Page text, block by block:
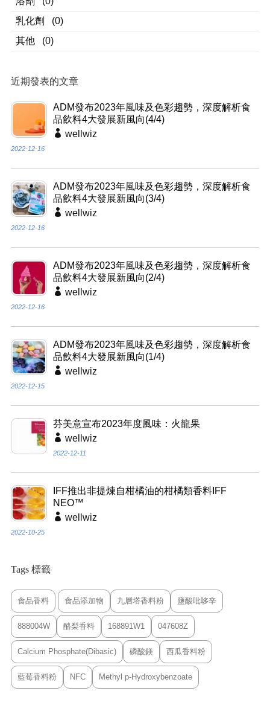
乳化劑
(0)
其他
(0)
近期發表的文章
ADM發布2023年風味及色彩趨勢，深度解析食
品飲料4大發展新風向(4/4)
wellwiz
2022-12-16
ADM發布2023年風味及色彩趨勢，深度解析食
品飲料4大發展新風向(3/4)
wellwiz
2022-12-16
ADM發布2023年風味及色彩趨勢，深度解析食
品飲料4大發展新風向(2/4)
wellwiz
2022-12-16
ADM發布2023年風味及色彩趨勢，深度解析食
品飲料4大發展新風向(1/4)
wellwiz
2022-12-15
芬美意宣布2023年度風味：火龍果
wellwiz
2022-12-11
IFF推出非提煉自柑橘油的柑橘類香料IFF
NEO™
wellwiz
2022-10-25
Tags 標籤
食品香料 食品添加物 九層塔香料粉 鹽酸吡哆辛
888004W 酪梨香料 168891W1 047608Z
Calcium Phosphate(Dibasic) 磷酸鎂 西瓜香料粉
藍莓香料粉 NFC Methyl p-Hydroxybenzoate